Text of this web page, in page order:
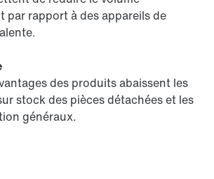
par rapport à des appareils de
des produits abaissent les
stock des pièces détachées et les
généraux.